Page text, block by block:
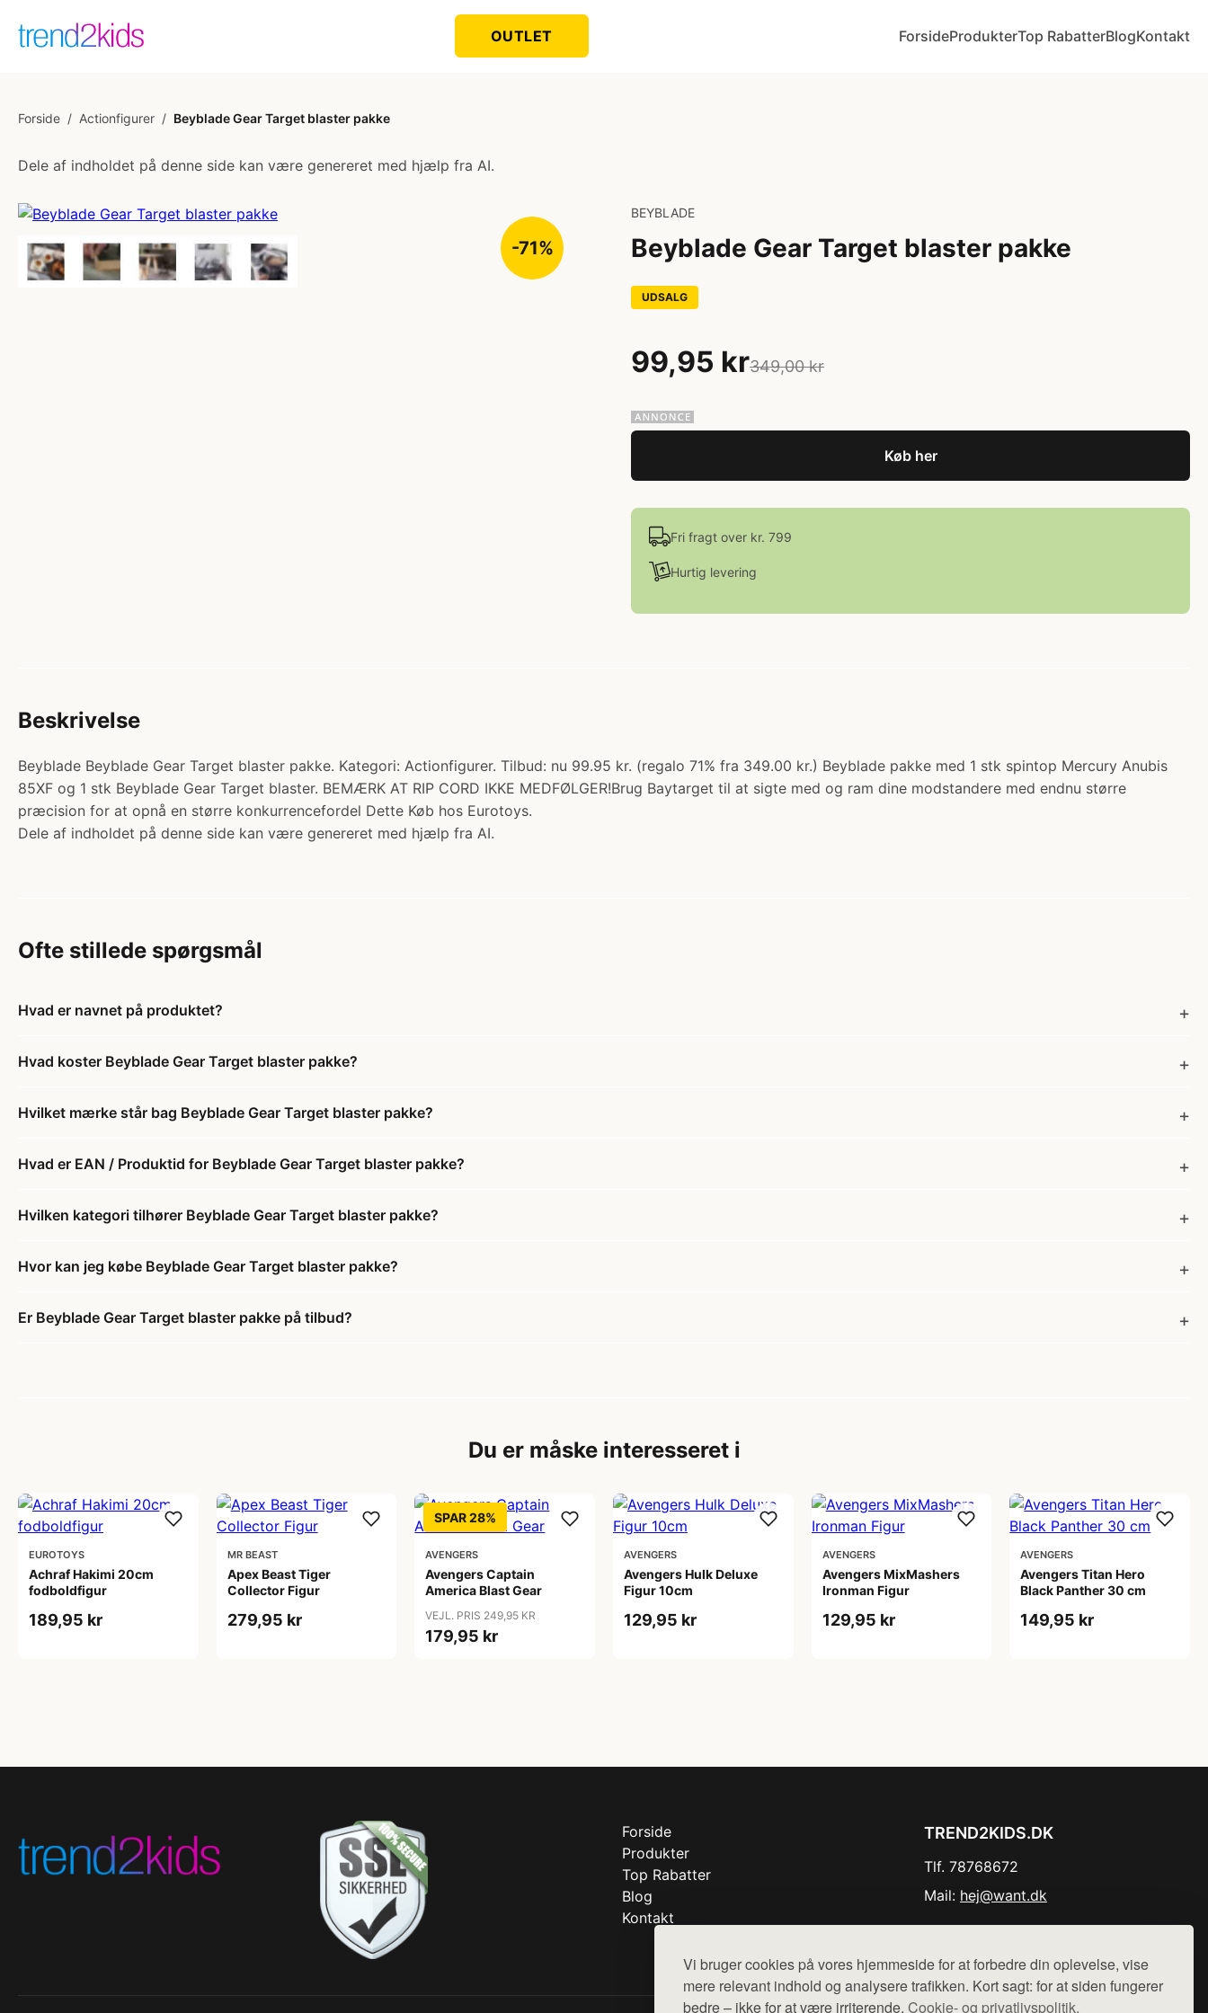
Vi bruger cookies på vores hjemmeside for at forbedre din oplevelse, vise
mere relevant indhold og analysere trafikken. Kort sagt: for at siden fungerer
bedre – ikke for at være irriterende. Cookie- og privatlivspolitik.
OUTLET ForsideProdukterTop RabatterBlogKontakt
Forside / Actionfigurer / Beyblade Gear Target blaster pakke
Dele af indholdet på denne side kan være genereret med hjælp fra AI.
-71%
BEYBLADE
Beyblade Gear Target blaster pakke
UDSALG
99,95 kr349,00 kr
Køb her
Fri fragt over kr. 799
Hurtig levering
Beskrivelse
Beyblade Beyblade Gear Target blaster pakke. Kategori: Actionfigurer. Tilbud: nu 99.95 kr. (regalo 71% fra 349.00 kr.) Beyblade pakke med 1 stk spintop Mercury Anubis
85XF og 1 stk Beyblade Gear Target blaster. BEMÆRK AT RIP CORD IKKE MEDFØLGER!Brug Baytarget til at sigte med og ram dine modstandere med endnu større
præcision for at opnå en større konkurrencefordel Dette Køb hos Eurotoys.
Dele af indholdet på denne side kan være genereret med hjælp fra AI.
Ofte stillede spørgsmål
Hvad er navnet på produktet?
Hvad koster Beyblade Gear Target blaster pakke?
Hvilket mærke står bag Beyblade Gear Target blaster pakke?
Hvad er EAN / Produktid for Beyblade Gear Target blaster pakke?
Hvilken kategori tilhører Beyblade Gear Target blaster pakke?
Hvor kan jeg købe Beyblade Gear Target blaster pakke?
Er Beyblade Gear Target blaster pakke på tilbud?
Du er måske interesseret i
EUROTOYS
Achraf Hakimi 20cm
fodboldfigur
189,95 kr
MR BEAST
Apex Beast Tiger
Collector Figur
279,95 kr
SPAR 28%
AVENGERS
Avengers Captain
America Blast Gear
VEJL. PRIS 249,95 KR
179,95 kr
AVENGERS
Avengers Hulk Deluxe
Figur 10cm
129,95 kr
AVENGERS
Avengers MixMashers
Ironman Figur
129,95 kr
AVENGERS
Avengers Titan Hero
Black Panther 30 cm
149,95 kr
Forside
Produkter
Top Rabatter
Blog
Kontakt
TREND2KIDS.DK
Tlf. 78768672
Mail: hej@want.dk